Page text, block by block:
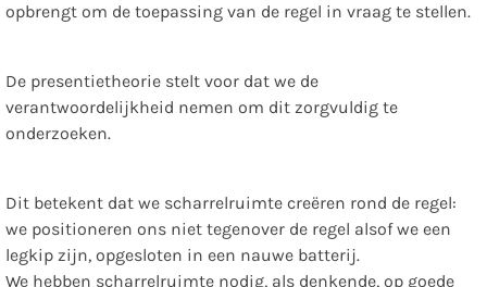
opbrengt om de toepassing van de regel in vraag te stellen.
De presentietheorie stelt voor dat we de
verantwoordelijkheid nemen om dit zorgvuldig te
onderzoeken.
Dit betekent dat we scharrelruimte creëren rond de regel:
we positioneren ons niet tegenover de regel alsof we een
legkip zijn, opgesloten in een nauwe batterij.
We hebben scharrelruimte nodig, als denkende, op goede